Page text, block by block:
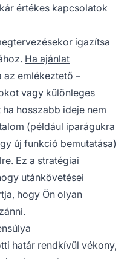
értékes kapcsolatok
igazítsa
Ha ajánlat
az emlékeztető –
vagy különleges
hosszabb ideje nem
(például iparágukra
új funkció bemutatása)
Ez a stratégiai
utánkövetései
hogy Ön olyan
határ rendkívül vékony,